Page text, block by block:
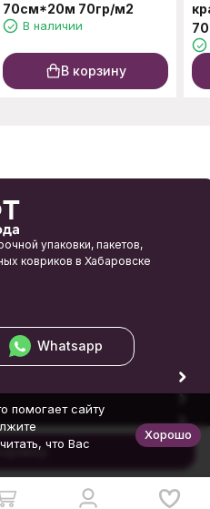
70см*20м 70гр/м2
В наличии
В корзину
упаковки, пакетов,
ковриков в Хабаровске
Whatsapp
помогает сайту
что Вас
Хорошо